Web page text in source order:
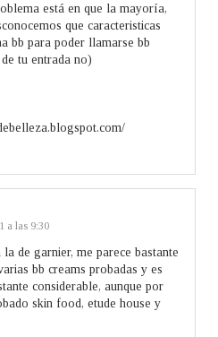
está en que la mayoría,
que caracteristicas
bb para poder llamarse bb
tu entrada no)
a las 9:30
de garnier, me parece bastante
bb creams probadas y es
considerable, aunque por
skin food, etude house y